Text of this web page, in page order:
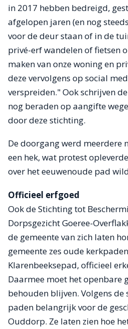
in 2017 hebben bedreigd,
afgelopen jaren (en nog
voor de deur staan of in de
privé-erf wandelen of fietsen
maken van onze woning en
deze vervolgens op social
verspreiden." Ook schrijven
nog beraden op aangifte
door deze stichting.
De doorgang werd meerdere
een hek, wat protest
over het eeuwenoude pad
Officieel erfgoed
Ook de Stichting tot
Dorpsgezicht Goeree-
de gemeente van zich laten
gemeente zes oude
Klarenbeeksepad, officieel
Daarmee moet het openbare
behouden blijven. Volgens de
paden belangrijk voor de
Ouddorp. Ze laten zien hoe